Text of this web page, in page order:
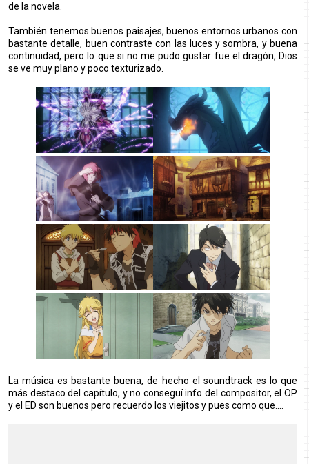
de la novela.
También tenemos buenos paisajes, buenos entornos urbanos con
bastante detalle, buen contraste con las luces y sombra, y buena
continuidad, pero lo que si no me pudo gustar fue el dragón, Dios
se ve muy plano y poco texturizado.
La música es bastante buena, de hecho el soundtrack es lo que
más destaco del capítulo, y no conseguí info del compositor, el OP
y el ED son buenos pero recuerdo los viejitos y pues como que....